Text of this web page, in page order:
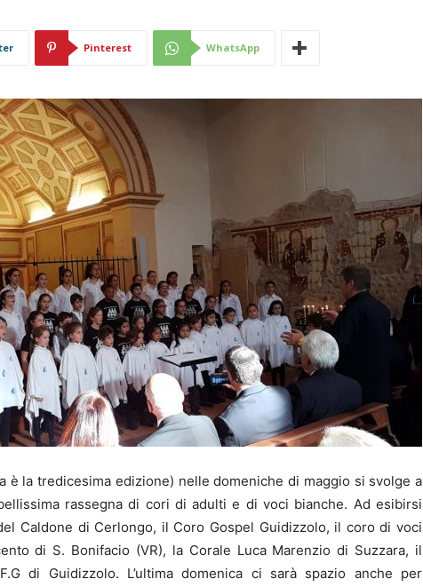
Mantova
Pinterest WhatsApp
è la tredicesima edizione) nelle domeniche di maggio si svolge a
rassegna di cori di adulti e di voci bianche. Ad esibirsi
Caldone di Cerlongo, il Coro Gospel Guidizzolo, il coro di voci
di S. Bonifacio (VR), la Corale Luca Marenzio di Suzzara, il
di Guidizzolo. L’ultima domenica ci sarà spazio anche per